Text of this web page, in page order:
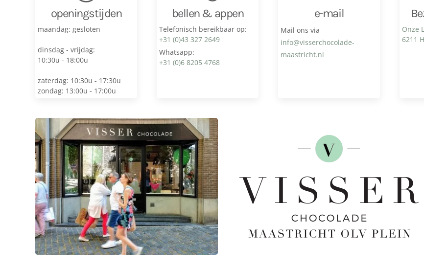
openingstijden
maandag: gesloten
dinsdag - vrijdag:
10:30u - 18:00u
zaterdag: 10:30u - 17:30u
zondag: 13:00u - 17:00u
bellen & appen
Telefonisch bereikbaar op:
+31 (0)43 327 2649
Whatsapp:
+31 (0)6 8205 4768
e-mail
Mail ons via
info@visser­chocolade­
maastricht.nl
Onze
6211